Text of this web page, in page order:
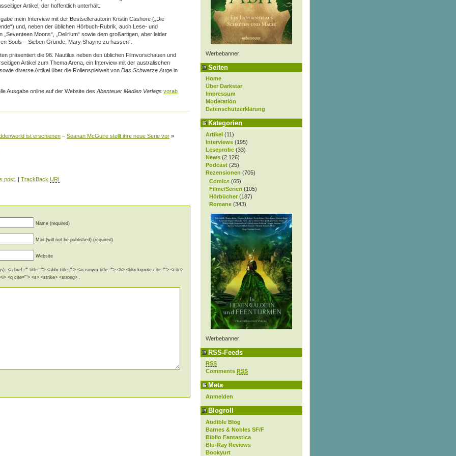
Werbebanner
Seiten
Home
Über Darkstar
Impressum
Moderation
Datenschutzerklärung
Kategorien
Artikel (11)
Interviews (195)
Leseprobe (33)
News (2.126)
Podcast (25)
Rezensionen (705)
Comics (65)
Filme/Serien (105)
Hörbücher (187)
Romane (343)
Werbebanner
RSS-Feeds
RSS
Comments RSS
Meta
Anmelden
Blogroll
Audible Blog
Barnes & Nobles SF/F
Biblio Fantastica
Blu-Ray Reviews
Bookyurt
Artikel, der hoffentlich unterhält.
mein Interview mit der Bestsellerautorin Kristin Cashore („Die
und, neben der üblichen Hörbuch-Rubrik, auch Lese- und
„Seventeen Moons“, „Delirium“ sowie dem großartigen, aber leider
Souls – Sieben Gründe, Mary Shayne zu hassen“.
präsentiert die 96. Nautilus neben den üblichen Filmvorschauen und
Artikel zum Thema Arena, ein Interview mit der australischen
diverse Artikel über die Rollenspielwelt von Das Schwarze Auge in
Ausgabe online auf der Website des Abenteuer Medien Verlags vorab
ist erschienen – Seanan McGuire stellt ihre neue Serie vor »
post. | TrackBack URI
Name (required)
Mail (will not be published) (required)
Website
<a href="" title=""> <abbr title=""> <acronym title=""> <b> <blockquote cite=""> <cite>
<q cite=""> <s> <strike> <strong> .